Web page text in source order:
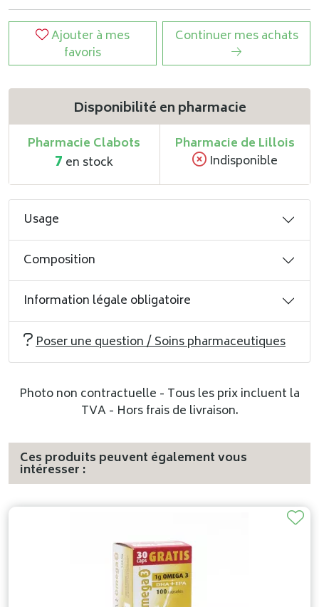
Ajouter à mes
favoris
Continuer mes achats
Disponibilité en pharmacie
Pharmacie Clabots
7 en stock
Pharmacie de Lillois
Indisponible
Usage
Composition
Information légale obligatoire
Poser une question / Soins pharmaceutiques
Photo non contractuelle - Tous les prix incluent la
TVA - Hors frais de livraison.
Ces produits peuvent également vous
intéresser :